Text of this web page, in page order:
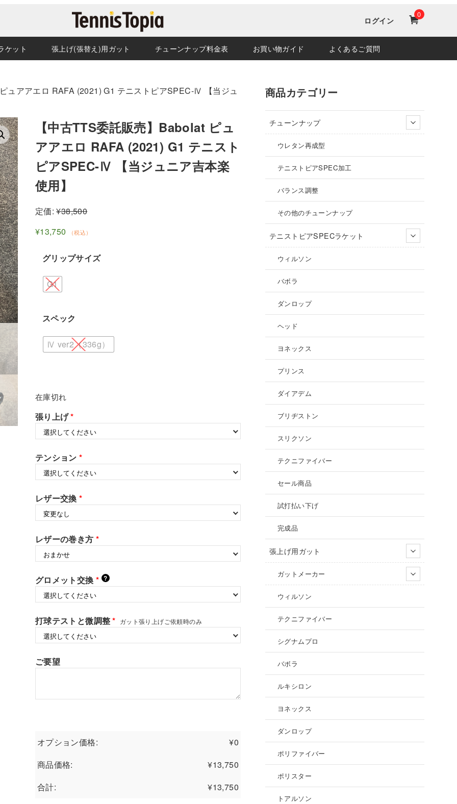
ログイン
0
ケット 張上げ(張替え)用ガット チューンナップ料金表 お買い物ガイド よくあるご質問
ュアアエロ RAFA (2021) G1 テニストピアSPEC-Ⅳ 【当ジュ
【中古TTS委託販売】Babolat ピュ
アアエロ RAFA (2021) G1 テニスト
ピアSPEC-Ⅳ 【当ジュニア吉本楽
使用】
定価:¥38,500
¥13,750 （税込）
グリップサイズ
G1
スペック
Ⅳ ver2（336g）
在庫切れ
張り上げ*
テンション *
レザー交換 *
レザーの巻き方 *
グロメット交換 * ?
打球テストと微調整* ガット張り上げご依頼時のみ
ご要望
オプション価格: ¥0
商品価格:
¥13,750
合計:
¥13,750
商品カテゴリー
チューンナップ
ウレタン再成型
テニストピアSPEC加工
バランス調整
その他のチューンナップ
テニストピアSPECラケット
ウィルソン
バボラ
ダンロップ
ヘッド
ヨネックス
プリンス
ダイアデム
ブリヂストン
スリクソン
テクニファイバー
セール商品
試打払い下げ
完成品
張上げ用ガット
ガットメーカー
ウィルソン
テクニファイバー
シグナムプロ
バボラ
ルキシロン
ヨネックス
ダンロップ
ポリファイバー
ポリスター
トアルソン